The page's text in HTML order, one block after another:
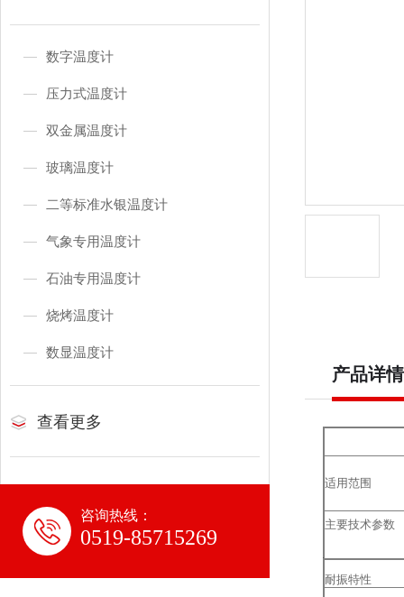
数字温度计
压力式温度计
双金属温度计
玻璃温度计
二等标准水银温度计
气象专用温度计
石油专用温度计
烧烤温度计
数显温度计
查看更多
咨询热线：
0519-85715269
产品详情
适用范围
主要技术参数
耐振特性